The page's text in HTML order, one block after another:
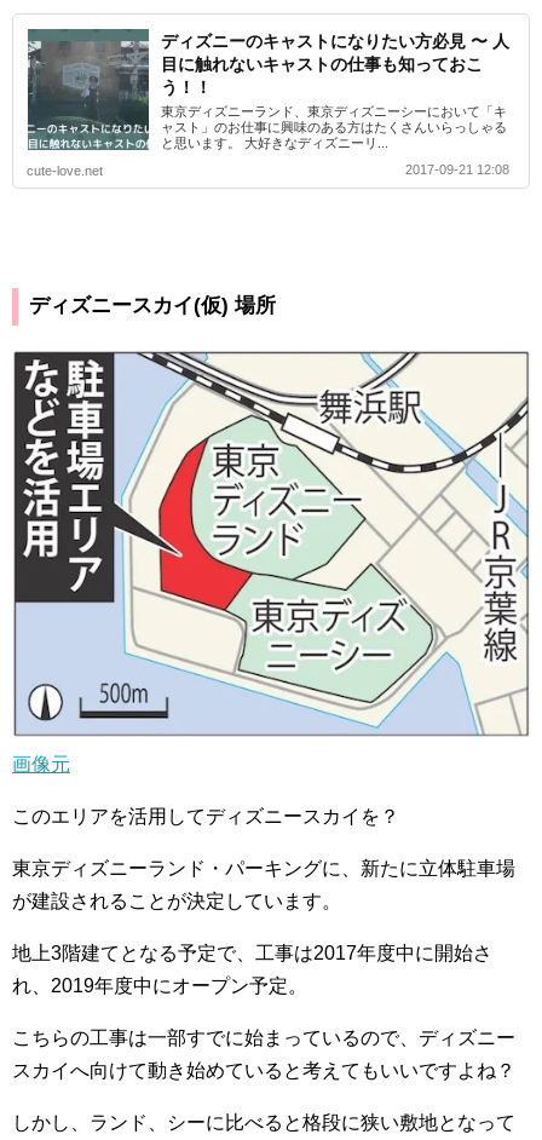
ディズニーのキャストになりたい方必見 〜 人
目に触れないキャストの仕事も知っておこ
う！！
東京ディズニーランド、東京ディズニーシーにおいて「キ
ャスト」のお仕事に興味のある方はたくさんいらっしゃる
と思います。 大好きなディズニーリ...
cute-love.net
2017-09-21 12:08
ディズニースカイ(仮) 場所
画像元
このエリアを活用してディズニースカイを？
東京ディズニーランド・パーキングに、新たに立体駐車場
が建設されることが決定しています。
地上3階建てとなる予定で、工事は2017年度中に開始さ
れ、 2019年度中にオープン予定。
こちらの工事は一部すでに始まっているので、ディズニー
スカイへ向けて動き始めていると考えてもいいですよね？
しかし、ランド、シーに比べると格段に狭い敷地となって